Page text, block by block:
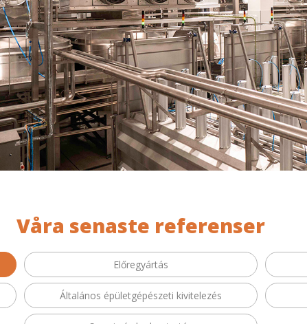
Våra senaste referenser
Előregyártás
Általános épületgépészeti kivitelezés